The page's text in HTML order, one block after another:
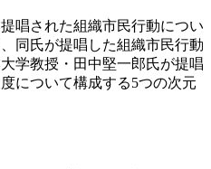
唱された組織市民行動につい
同氏が提唱した組織市民行動
学教授・田中堅一郎氏が提唱
について構成する5つの次元